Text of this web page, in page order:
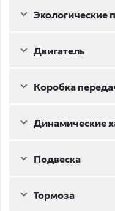
Экологические
Двигатель
Коробка
Динамические
Подвеска
Тормоза